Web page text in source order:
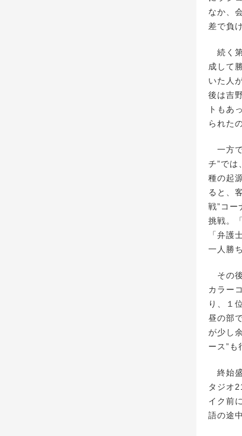
なか、
差で負
続く第
成して
いた人
後は吉
トもあ
られた
一方で
チ”では
種の起
ると、
戦”コー
挑戦。
「弁護
一人勝
その後
カラー
り、１
昼の部
が少し
ース”も
終始盛
タジオ
イク前
語の途